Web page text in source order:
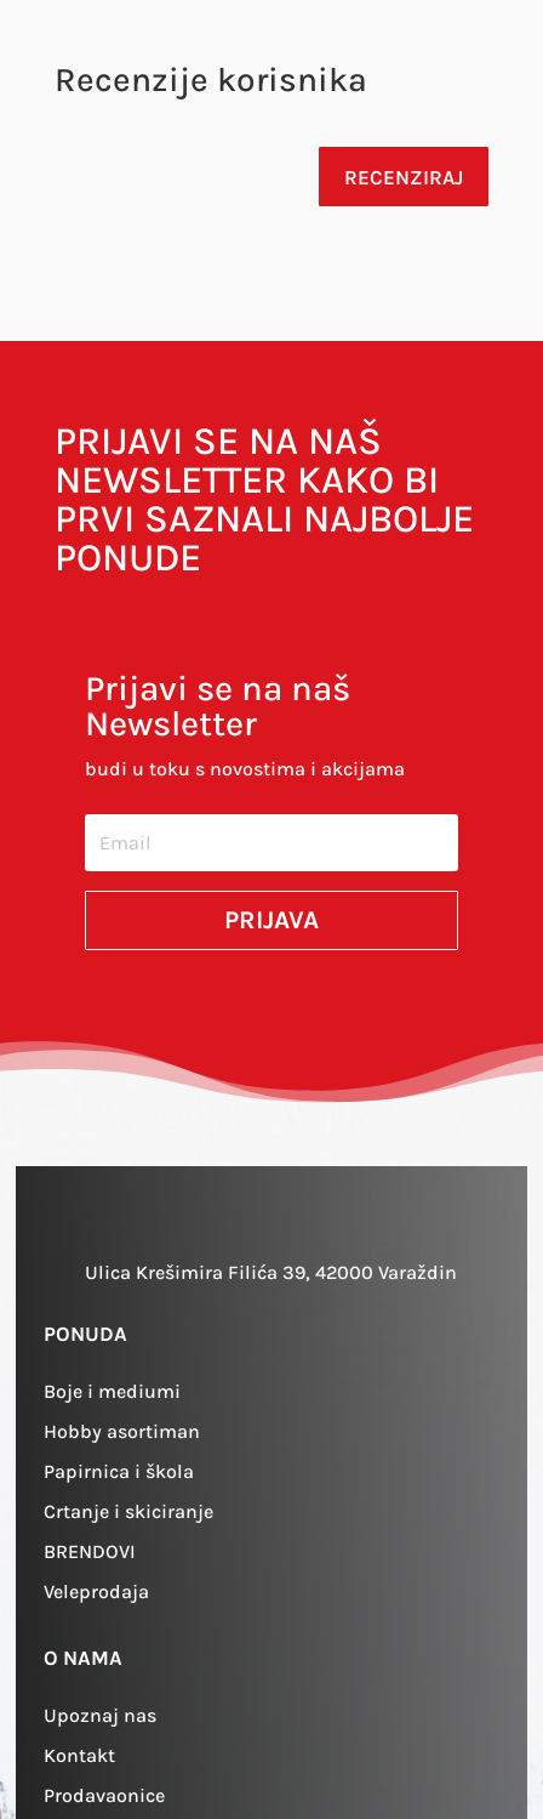
Recenzije korisnika
RECENZIRAJ
Spremi moje ime, e-poštu i web-stranicu u
budem komentirao.
PRIJAVI SE NA NAŠ
NEWSLETTER KAKO BI
PRVI SAZNALI NAJBOLJE
PONUDE
Prijavi se na naš
Newsletter
budi u toku s novostima i akcijama
PRIJAVA
Ulica Krešimira Filića 39, 42000 Varaždin
PONUDA
Boje i mediumi
Hobby asortiman
Papirnica i škola
Crtanje i skiciranje
BRENDOVI
Veleprodaja
O NAMA
Upoznaj nas
Kontakt
Prodavaonice